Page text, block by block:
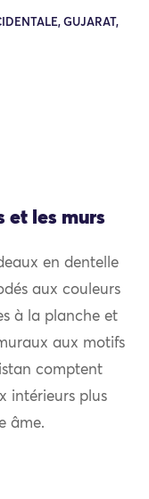
GUJARAT,
et les murs
en dentelle
aux couleurs
à la planche et
aux motifs
comptent
intérieurs plus
âme.